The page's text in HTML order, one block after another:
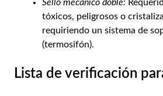
Sello mecánico doble:
tóxicos, peligrosos o
requiriendo un sistema de
(termosifón).
Lista de verificación